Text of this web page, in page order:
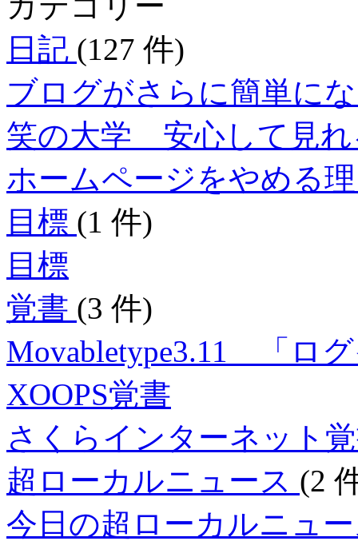
日記 (127 件)
ブログがさらに簡単に
笑の大学 安心して見れ
ホームページをやめる
目標 (1 件)
目標
覚書 (3 件)
Movabletype3.11 「ロ
XOOPS覚書
さくらインターネット
超ローカルニュース (2
今日の超ローカルニュ